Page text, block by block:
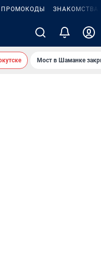
ПРОМОКОДЫ ЗНАКОМСТВА
Мост в Шаманке